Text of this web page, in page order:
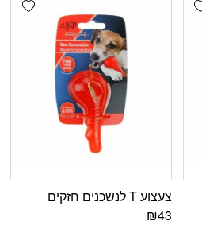
צעצוע T לנשכנים חזקים
₪43